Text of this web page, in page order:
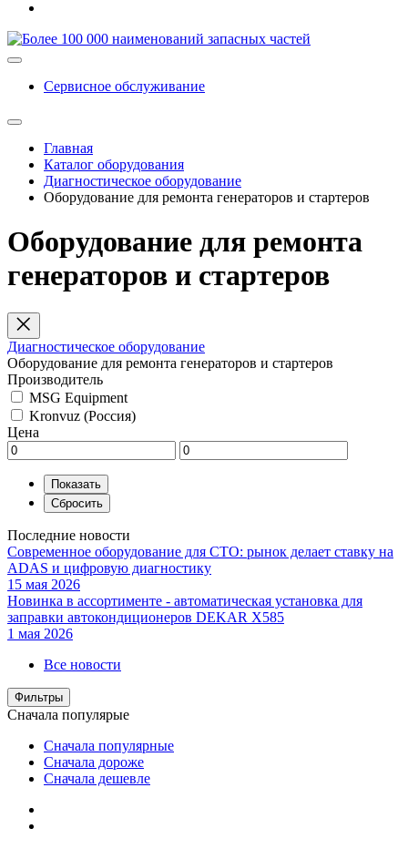
Сервисное обслуживание
Главная
Каталог оборудования
Диагностическое оборудование
Оборудование для ремонта генераторов и стартеров
Оборудование для ремонта
генераторов и стартеров
Диагностическое оборудование
Оборудование для ремонта генераторов и стартеров
Производитель
MSG Equipment
Kronvuz (Россия)
Цена
Последние новости
Современное оборудование для СТО: рынок делает ставку на
ADAS и цифровую диагностику
15 мая 2026
Новинка в ассортименте - автоматическая установка для
заправки автокондиционеров DEKAR X585
1 мая 2026
Все новости
Фильтры
Сначала популярые
Сначала популярные
Сначала дороже
Сначала дешевле